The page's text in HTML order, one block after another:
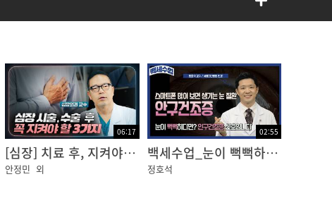
06:17
[심장] 치료 후, 지켜야 할 관리
안정민 외
02:55
백세수업_눈이 뻑뻑하다면? 안구건조증 신호입니다
정호석